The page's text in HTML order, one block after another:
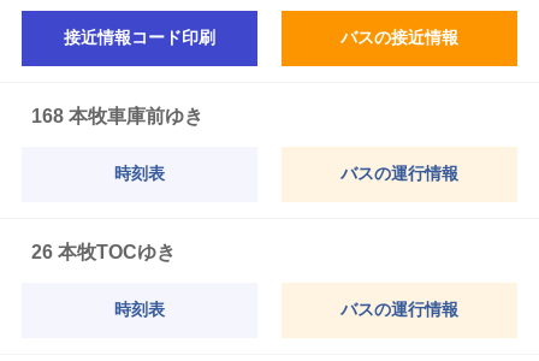
接近情報コード印刷 バスの接近情報
168 本牧車庫前ゆき
時刻表 バスの運行情報
26 本牧TOCゆき
時刻表 バスの運行情報